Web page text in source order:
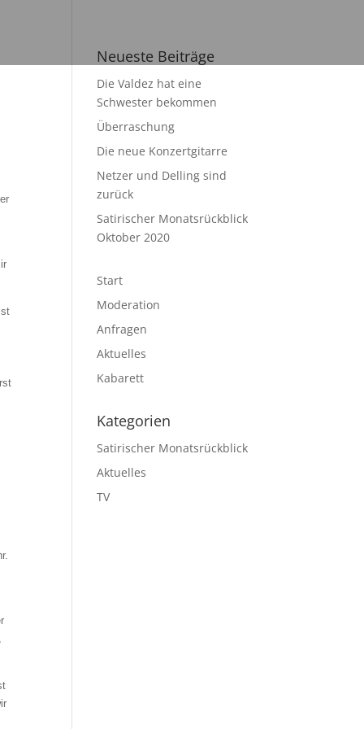
Neueste Beiträge
Die Valdez hat eine
Schwester bekommen
Überraschung
Die neue Konzertgitarre
Netzer und Delling sind
zurück
Satirischer Monatsrückblick
Oktober 2020
Start
Moderation
Anfragen
Aktuelles
Kabarett
Kategorien
Satirischer Monatsrückblick
Aktuelles
TV